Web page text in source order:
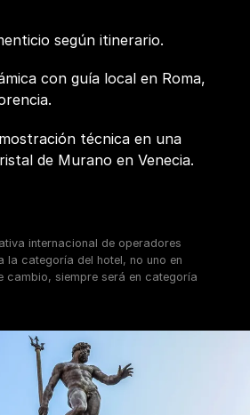
según itinerario.
con guía local en Roma,
técnica en una
de Murano en Venecia.
internacional de operadores
la categoría del hotel, no uno en
cambio, siempre será en categoría